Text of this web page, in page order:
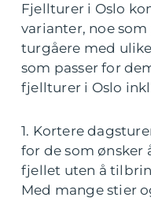
Fjellturer i Oslo
varianter, noe
turgåere med
som passer for
fjellturer i Oslo
1. Kortere
for de som ønsker
fjellet uten å
Med mange stier